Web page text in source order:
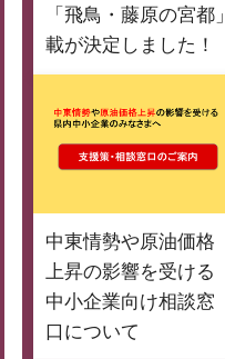
「飛鳥・藤原の宮
載が決定しました！
中東情勢や原油価格
上昇の影響を受ける
中小企業向け相談窓
口について